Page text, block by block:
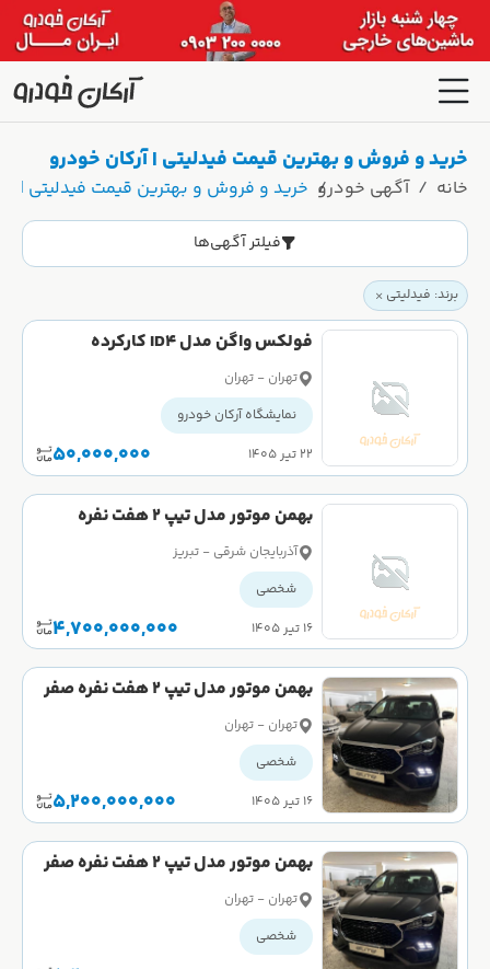
خرید و فروش و بهترین قیمت فیدلیتی | آرکان خودرو
خانه آگهی خودرو خرید و فروش و بهترین قیمت فیدلیتی |
فیلتر آگهی‌ها
برند: فیدلیتی
فولکس واگن مدل ID4 کارکرده
تهران - تهران
نمایشگاه آرکان خودرو
۲۲ تیر ۱۴۰۵
50,000,000
بهمن موتور مدل تیپ 2 هفت نفره
کارکرده
آذربایجان شرقی - تبریز
شخصی
۱۶ تیر ۱۴۰۵
4,700,000,000
بهمن موتور مدل تیپ 2 هفت نفره صفر
تهران - تهران
شخصی
۱۶ تیر ۱۴۰۵
5,200,000,000
بهمن موتور مدل تیپ 2 هفت نفره صفر
تهران - تهران
شخصی